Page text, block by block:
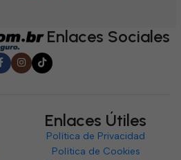
Enlaces Sociales
Enlaces Útiles
Política de Privacidad
Política de Cookies